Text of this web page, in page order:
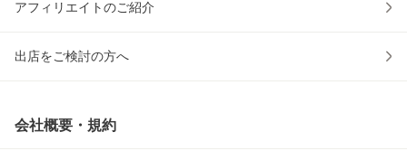
アフィリエイトのご紹介
出店をご検討の方へ
会社概要・規約